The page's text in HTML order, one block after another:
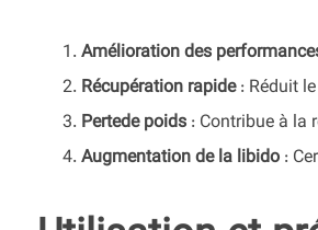
Amélioration des
Récupération rapide: Réduit
Pertede poids: Contribue à la
Augmentation de la libido: